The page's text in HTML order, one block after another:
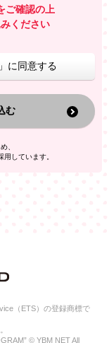
ス）、新規開講教
役立てること
と
は行いません。ま
はありません。
変換した上で第三
その結果に基づい
要がある場合であ
推進のために特に必
ご確認の上
ください
に同意する
む
、
しています。
（ETS）の登録商標で
© YBM NET All